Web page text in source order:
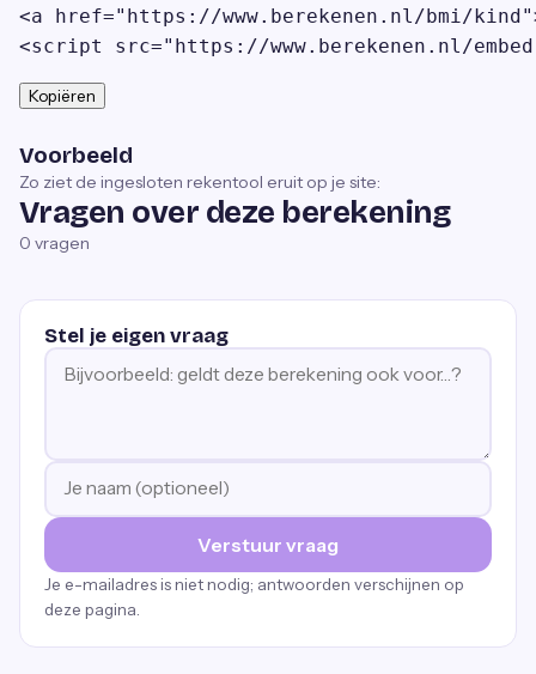
<a href="https://www.berekenen.nl/bmi/
<script src="https://www.berekenen.nl/
Kopiëren
Voorbeeld
Zo ziet de ingesloten rekentool eruit op je site:
Vragen over deze berekening
0 vragen
Stel je eigen vraag
Verstuur vraag
Je e-mailadres is niet nodig; antwoorden verschijnen op
deze pagina.